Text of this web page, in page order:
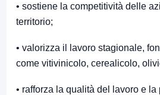
• sostiene la competitività delle
territorio;
• valorizza il lavoro stagionale,
come vitivinicolo, cerealicolo,
• rafforza la qualità del lavoro e